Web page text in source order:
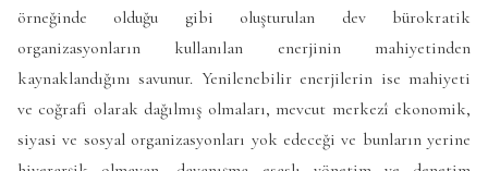
örneğinde olduğu gibi oluşturulan dev bürokratik
organizasyonların kullanılan enerjinin mahiyetinden
kaynaklandığını savunur. Yenilenebilir enerjilerin ise mahiyeti
ve coğrafi olarak dağılmış olmaları, mevcut merkezî ekonomik,
siyasi ve sosyal organizasyonları yok edeceği ve bunların yerine